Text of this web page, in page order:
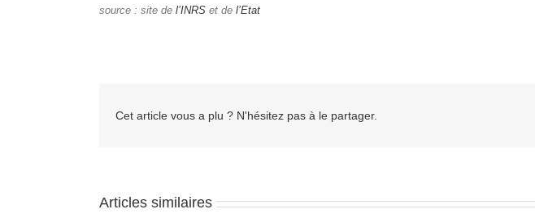
source : site del’INRSet de l’Etat
Cet article vous a plu ? N'hésitez pas à le partager.
Articles similaires